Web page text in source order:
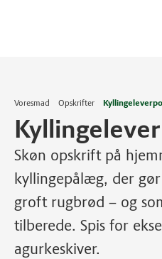
Voresmad Opskrifter
Skøn opskrift på
kyllingepålæg, der
groft rugbrød – og
tilberede. Spis for
agurkeskiver.